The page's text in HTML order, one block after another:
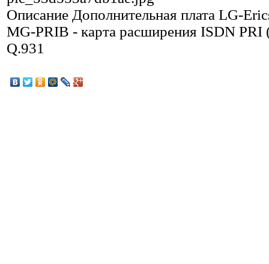
Описание Дополнительная плата LG-
MG-PRIB - карта расширения ISDN PRI
Q.931